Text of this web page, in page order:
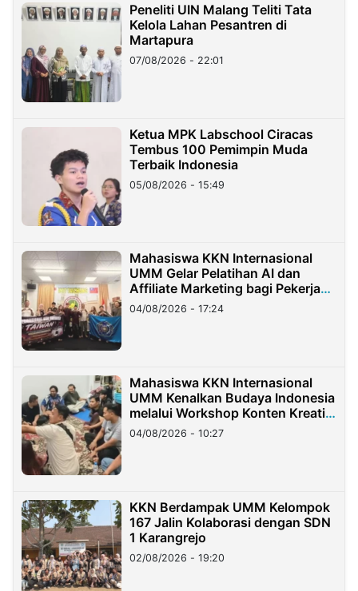
Peneliti UIN Malang Teliti Tata
Kelola Lahan Pesantren di
Martapura
07/08/2026 - 22:01
Ketua MPK Labschool Ciracas
Tembus 100 Pemimpin Muda
Terbaik Indonesia
05/08/2026 - 15:49
Mahasiswa KKN Internasional
UMM Gelar Pelatihan AI dan
Affiliate Marketing bagi Pekerja
Migran Indonesia di Taiwan
04/08/2026 - 17:24
Mahasiswa KKN Internasional
UMM Kenalkan Budaya Indonesia
melalui Workshop Konten Kreatif
di Taiwan
04/08/2026 - 10:27
KKN Berdampak UMM Kelompok
167 Jalin Kolaborasi dengan SDN
1 Karangrejo
02/08/2026 - 19:20